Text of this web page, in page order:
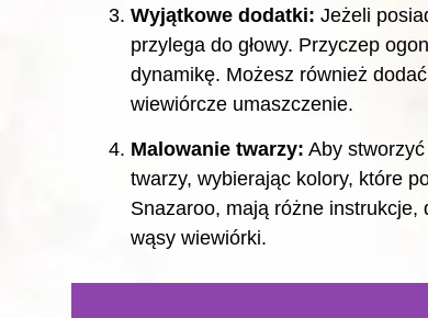
Wyjątkowe dodatki: Jeżeli
przylega do głowy. Przyczep
dynamikę. Możesz również
wiewiórcze umaszczenie.
Malowanie twarzy: Aby
twarzy, wybierając kolory, które
Snazaroo, mają różne instrukcje,
wąsy wiewiórki.